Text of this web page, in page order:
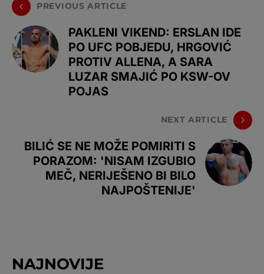
PREVIOUS ARTICLE
PAKLENI VIKEND: ERSLAN IDE
PO UFC POBJEDU, HRGOVIĆ
PROTIV ALLENA, A SARA
LUZAR SMAJIĆ PO KSW-OV
POJAS
NEXT ARTICLE
BILIĆ SE NE MOŽE POMIRITI S
PORAZOM: 'NISAM IZGUBIO
MEČ, NERIJEŠENO BI BILO
NAJPOŠTENIJE'
NAJNOVIJE